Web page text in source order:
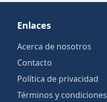
Enlaces
Acerca de nosotros
Contacto
Política de privacidad
Términos y condiciones